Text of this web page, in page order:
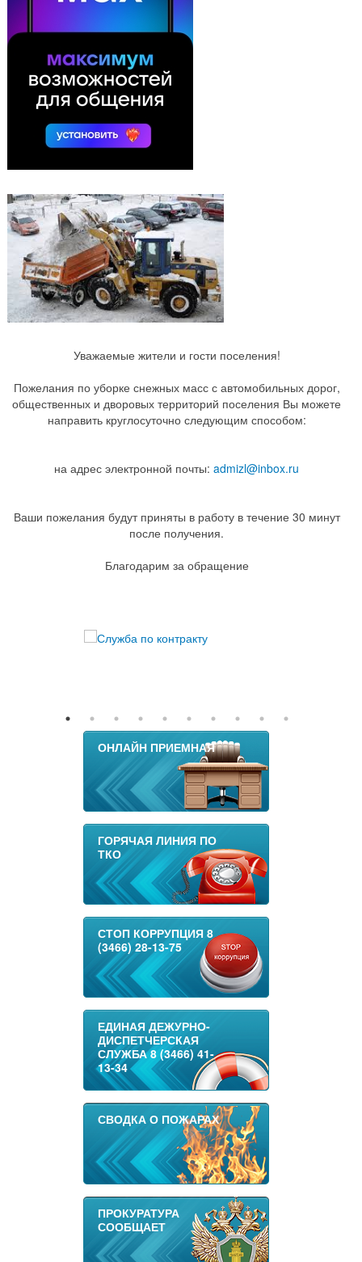
Уважаемые жители и гости поселения!
Пожелания по уборке снежных масс с автомобильных дорог,
общественных и дворовых территорий поселения Вы можете
направить круглосуточно следующим способом:
на адрес электронной почты: admizl@inbox.ru
Ваши пожелания будут приняты в работу в течение 30 минут
после получения.
Благодарим за обращение
ОНЛАЙН ПРИЕМНАЯ
ГОРЯЧАЯ ЛИНИЯ ПО
ТКО
СТОП КОРРУПЦИЯ 8
(3466) 28-13-75
ЕДИНАЯ ДЕЖУРНО-
ДИСПЕТЧЕРСКАЯ
СЛУЖБА 8 (3466) 41-
13-34
СВОДКА О ПОЖАРАХ
ПРОКУРАТУРА
СООБЩАЕТ